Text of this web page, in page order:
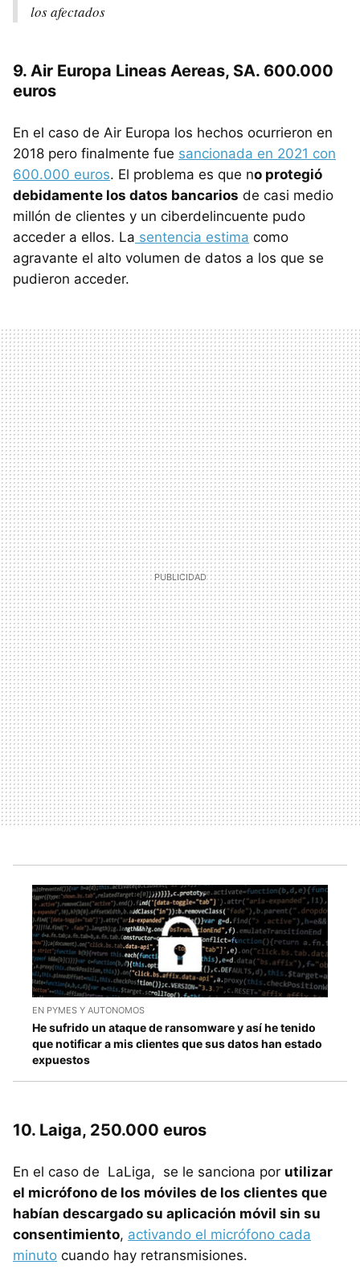
los afectados
9. Air Europa Lineas Aereas, SA. 600.000
euros
En el caso de Air Europa los hechos ocurrieron en
2018 pero finalmente fue sancionada en 2021 con
600.000 euros. El problema es que no protegió
debidamente los datos bancarios de casi medio
millón de clientes y un ciberdelincuente pudo
acceder a ellos. La sentencia estima como
agravante el alto volumen de datos a los que se
pudieron acceder.
EN PYMES Y AUTONOMOS
He sufrido un ataque de ransomware y así he tenido
que notificar a mis clientes que sus datos han estado
expuestos
10. Laiga, 250.000 euros
En el caso de LaLiga, se le sanciona por utilizar
el micrófono de los móviles de los clientes que
habían descargado su aplicación móvil sin su
consentimiento, activando el micrófono cada
minuto cuando hay retransmisiones.